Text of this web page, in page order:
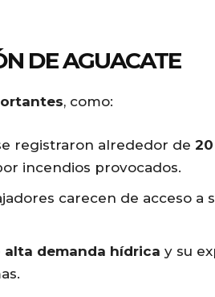
DE AGUACATE
, como:
registraron alrededor de
incendios provocados.
carecen de acceso a
alta demanda hídrica y su